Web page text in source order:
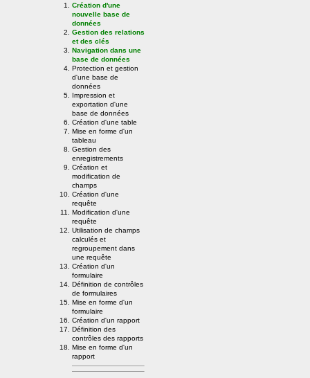
Création d'une
nouvelle base de
données
Gestion des relations
et des clés
Navigation dans une
base de données
Protection et gestion
d'une base de
données
Impression et
exportation d'une
base de données
Création d'une table
Mise en forme d'un
tableau
Gestion des
enregistrements
Création et
modification de
champs
Création d'une
requête
Modification d'une
requête
Utilisation de champs
calculés et
regroupement dans
une requête
Création d'un
formulaire
Définition de contrôles
de formulaires
Mise en forme d'un
formulaire
Création d'un rapport
Définition des
contrôles des rapports
Mise en forme d'un
rapport